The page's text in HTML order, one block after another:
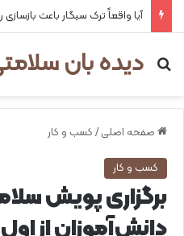
هشدار وزارت بهداشت درباره
دیده بان
جستجو برای
صفحه اصلی / کسب و کار
کسب و کار
برگزاری پویش